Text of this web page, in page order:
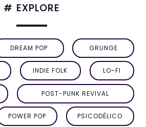
# EXPLORE
DREAM POP GRUNGE
INDIE FOLK LO-FI
POST-PUNK REVIVAL
POWER POP PSICODÉLICO